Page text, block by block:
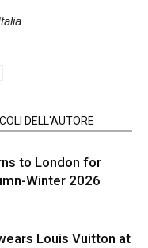
DELL'AUTORE
to London for
Winter 2026
Louis Vuitton at